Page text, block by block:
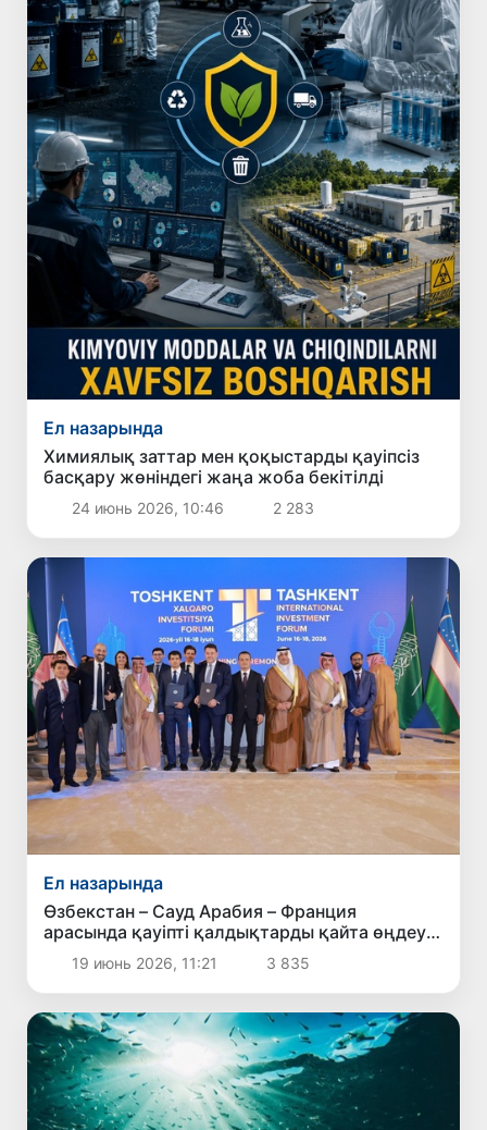
Ел назарында
Химиялық заттар мен қоқыстарды қауіпсіз
басқару жөніндегі жаңа жоба бекітілді
24 июнь 2026, 10:46 2 283
Ел назарында
Өзбекстан – Сауд Арабия – Франция
арасында қауіпті қалдықтарды қайта өңдеу
саласындағы ынтымақтастық жолға
қойылды
19 июнь 2026, 11:21 3 835